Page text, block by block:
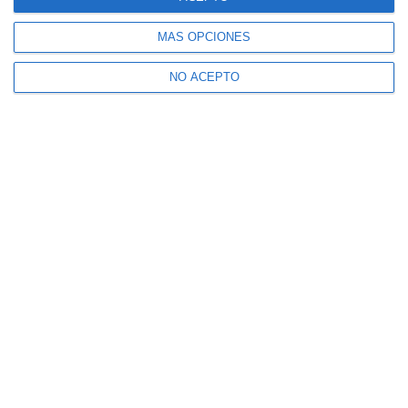
MÁS OPCIONES
NO ACEPTO